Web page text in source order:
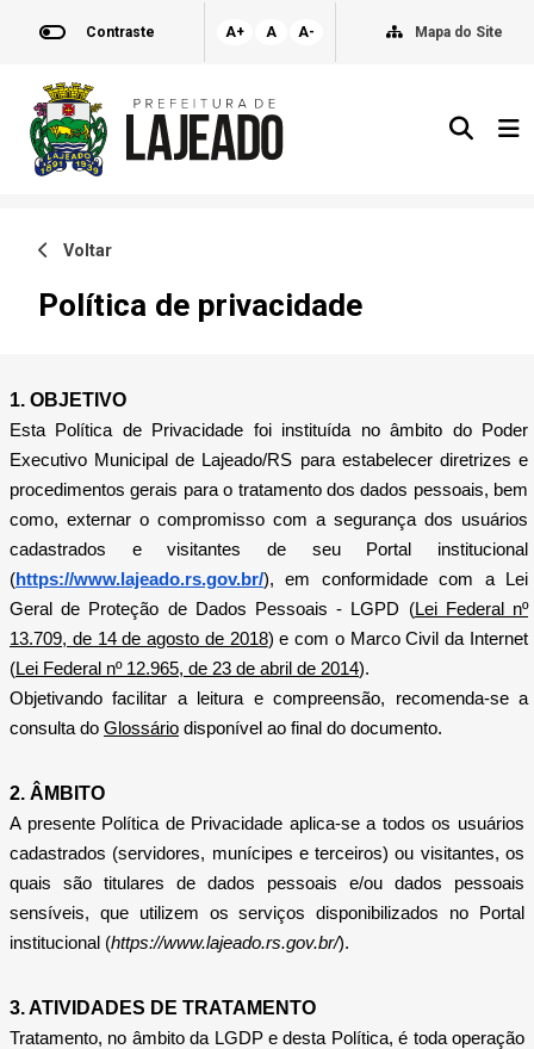
Contraste A+ A A- Mapa do Site
Voltar
Política de privacidade
1. OBJETIVO
Esta Política de Privacidade foi instituída no âmbito do Poder
Executivo Municipal de Lajeado/RS para estabelecer diretrizes e
procedimentos gerais para o tratamento dos dados pessoais, bem
como, externar o compromisso com a segurança dos usuários
cadastrados e visitantes de seu Portal institucional
(https://www.lajeado.rs.gov.br/), em conformidade com a Lei
Geral de Proteção de Dados Pessoais - LGPD (Lei Federal nº
13.709, de 14 de agosto de 2018) e com o Marco Civil da Internet
(Lei Federal nº 12.965, de 23 de abril de 2014).
Objetivando facilitar a leitura e compreensão, recomenda-se a
consulta do Glossário disponível ao final do documento.
2. ÂMBITO
A presente Política de Privacidade aplica-se a todos os usuários
cadastrados (servidores, munícipes e terceiros) ou visitantes, os
quais são titulares de dados pessoais e/ou dados pessoais
sensíveis, que utilizem os serviços disponibilizados no Portal
institucional (https://www.lajeado.rs.gov.br/).
3. ATIVIDADES DE TRATAMENTO
Tratamento, no âmbito da LGDP e desta Política, é toda operação